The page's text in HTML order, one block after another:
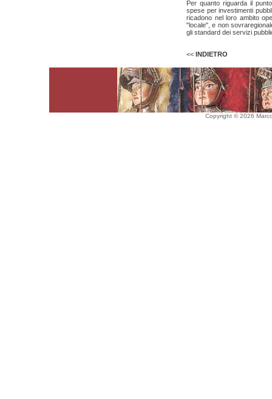
Per quanto riguarda il
spese per investimenti
ricadono nel loro ambito
"locale", e non
gli standard dei servizi
<< INDIETRO
Copyright © 2026